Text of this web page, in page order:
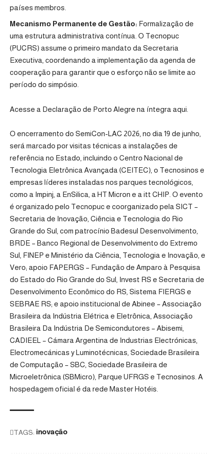
países membros.
Mecanismo Permanente de Gestão: Formalização de
uma estrutura administrativa contínua. O Tecnopuc
(PUCRS) assume o primeiro mandato da Secretaria
Executiva, coordenando a implementação da agenda de
cooperação para garantir que o esforço não se limite ao
período do simpósio.
Acesse a Declaração de Porto Alegre na íntegra aqui
O encerramento do SemiCon-LAC 2026, no dia 19 de junho,
será marcado por visitas técnicas a instalações de
referência no Estado, incluindo o Centro Nacional de
Tecnologia Eletrônica Avançada (CEITEC), o Tecnosinos e
empresas líderes instaladas nos parques tecnológicos,
como a Impinj, a EnSilica, a HT Micron e a itt CHIP. O evento
é organizado pelo Tecnopuc e coorganizado pela SICT –
Secretaria de Inovação, Ciência e Tecnologia do Rio
Grande do Sul, com patrocínio Badesul Desenvolvimento,
BRDE – Banco Regional de Desenvolvimento do Extremo
Sul, FINEP e Ministério da Ciência, Tecnologia e Inovação, e
Vero; apoio FAPERGS – Fundação de Amparo à Pesquisa
do Estado do Rio Grande do Sul, Invest RS e Secretaria de
Desenvolvimento Econômico do RS, Sistema FIERGS e
SEBRAE RS; e apoio institucional de Abinee – Associação
Brasileira da Indústria Elétrica e Eletrônica, Associação
Brasileira Da Indústria De Semicondutores – Abisemi,
CADIEEL – Cámara Argentina de Industrias Electrónicas,
Electromecánicas y Luminotécnicas, Sociedade Brasileira
de Computação – SBC, Sociedade Brasileira de
Microeletrônica (SBMicro), Parque UFRGS e Tecnosinos. A
hospedagem oficial é da rede Master Hotéis.
TAGS: inovação